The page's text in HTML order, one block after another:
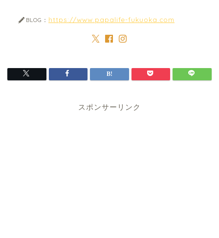
BLOG： https://www.papalife-fukuoka.com
スポンサーリンク